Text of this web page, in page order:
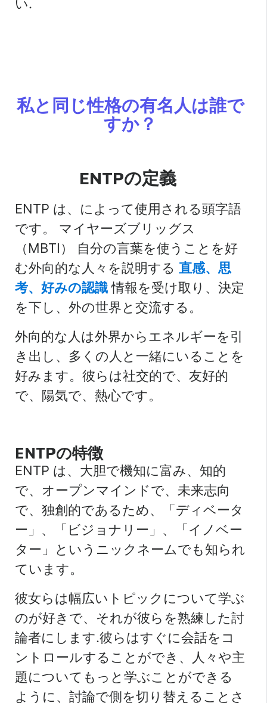
い.
私と同じ性格の有名人は誰で
すか？
ENTPの定義
ENTP は、によって使用される頭字語
です。 マイヤーズブリッグス
（MBTI）
自分の言葉を使うことを好
む外向的な人々を説明する 直感、思
考、好みの認識情報を受け取り、決定
を下し、外の世界と交流する。
外向的な人は外界からエネルギーを引
き出し、多くの人と一緒にいることを
好みます。彼らは社交的で、友好的
で、陽気で、熱心です。
ENTPの特徴
ENTP は、大胆で機知に富み、知的
で、オープンマインドで、未来志向
で、独創的であるため、「ディベータ
ー」、「ビジョナリー」、「イノベー
ター」というニックネームでも知られ
ています。
彼女らは幅広いトピックについて学ぶ
のが好きで、それが彼らを熟練した討
論者にします.彼らはすぐに会話をコ
ントロールすることができ、人々や主
題についてもっと学ぶことができる
ように、討論で側を切り替えることさ